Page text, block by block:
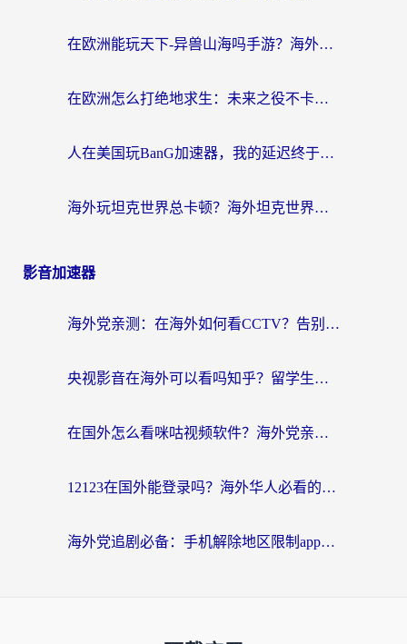
在欧洲能玩天下-异兽山海吗手游？海外玩家的加速器生存指南
在欧洲怎么打绝地求生：未来之役不卡？留学生亲测的加速器避坑指南
人在美国玩BanG加速器，我的延迟终于绿了
海外玩坦克世界总卡顿？海外坦克世界加速器有哪些？实测好用的选择在这里
影音加速器
海外党亲测：在海外如何看CCTV？告别“仅限大陆播放”的实用指南
央视影音在海外可以看吗知乎？留学生亲测：3步解决地域限制+追剧自由
在国外怎么看咪咕视频软件？海外党亲测有效的回国加速方案
12123在国外能登录吗？海外华人必看的回国加速实用指南
海外党追剧必备：手机解除地区限制app怎么选？解决央视视频&国内剧地区限制全指南